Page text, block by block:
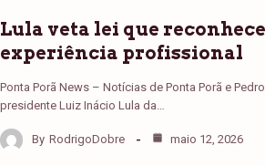
Lula veta lei que
experiência profissional
Ponta Porã News – Notícias de Ponta Porã e
presidente Luiz Inácio Lula da…
By RodrigoDobre maio 12, 2026